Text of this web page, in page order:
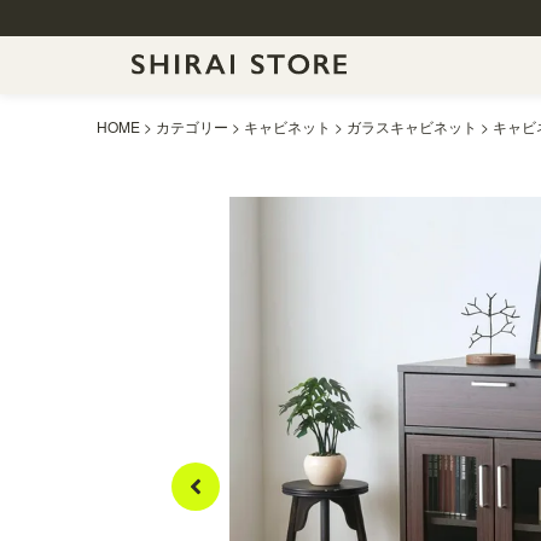
HOME カテゴリー キャビネット ガラスキャビネット キャ